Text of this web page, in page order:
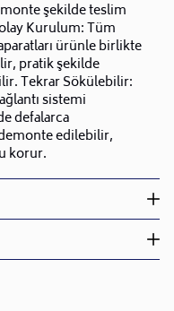
şekilde teslim
Kurulum: Tüm
ürünle birlikte
pratik şekilde
Tekrar Sökülebilir:
sistemi
defalarca
edilebilir,
korur.
sürede işleme